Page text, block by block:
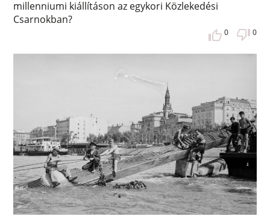
millenniumi kiállításon az egykori Közlekedési
Csarnokban?
0 0